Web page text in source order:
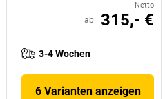
Netto
ab 315,- €
3-4 Wochen
6 Varianten anzeigen